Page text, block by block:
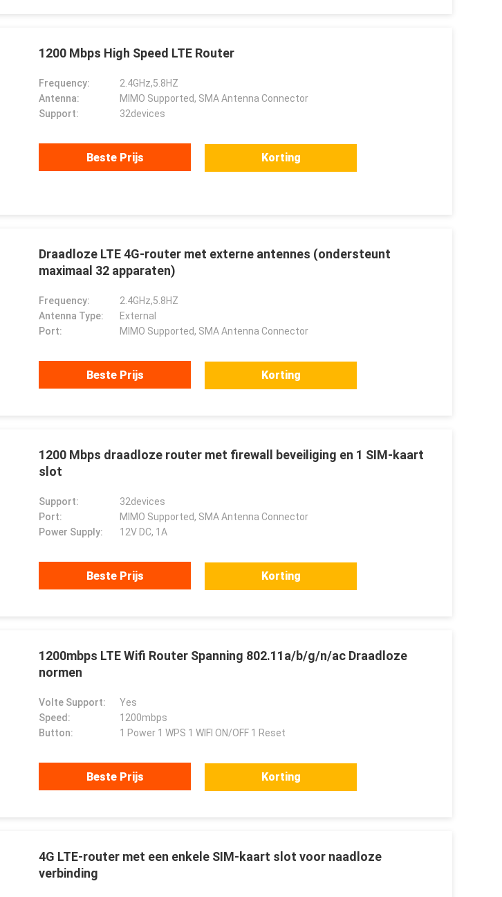
Gabriel Haddad
Wij zijn aan het samenwerken
onze eer zijn om met hen te
1200 Mbps High Speed LTE Router
Frequency:
2.4GHz,5.8HZ
Antenna:
MIMO Supported, SMA Antenna Connector
Support:
32devices
Beste Prijs Korting
Draadloze LTE 4G-router met externe antennes (ondersteunt
maximaal 32 apparaten)
Frequency:
2.4GHz,5.8HZ
Antenna Type:
External
Port:
MIMO Supported, SMA Antenna Connector
Beste Prijs Korting
1200 Mbps draadloze router met firewall beveiliging en 1 SIM-kaart
slot
Support:
32devices
Port:
MIMO Supported, SMA Antenna Connector
Power Supply:
12V DC, 1A
Beste Prijs Korting
1200mbps LTE Wifi Router Spanning 802.11a/b/g/n/ac Draadloze
normen
Volte Support:
Yes
Speed:
1200mbps
Button:
1 Power 1 WPS 1 WIFI ON/OFF 1 Reset
Beste Prijs Korting
4G LTE-router met een enkele SIM-kaart slot voor naadloze
verbinding